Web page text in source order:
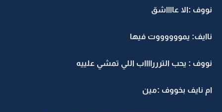
نووف :الا عااااشق
ناايف: يمووووووت فيها
نووف : يحب الترررااااب اللي تمشي علييه
ام نايف بخووف :مين